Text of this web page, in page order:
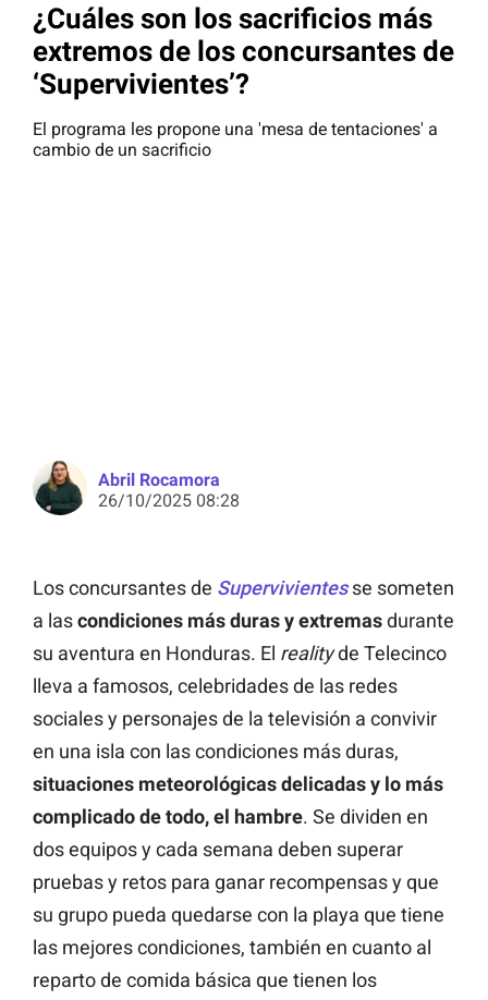
¿Cuáles son los sacrificios más
extremos de los concursantes de
‘Supervivientes’?
El programa les propone una 'mesa de tentaciones' a
cambio de un sacrificio
Abril Rocamora
26/10/2025 08:28
Los concursantes de Supervivientesse someten
a lascondiciones más duras y extremasdurante
su aventura en Honduras. El realityde Telecinco
lleva a famosos, celebridades de las redes
sociales y personajes de la televisión a convivir
en una isla con las condiciones más duras,
situaciones meteorológicas delicadas y lo más
complicado de todo, el hambre. Se dividen en
dos equipos y cada semana deben superar
pruebas y retos para ganar recompensas y que
su grupo pueda quedarse con la playa que tiene
las mejores condiciones, también en cuanto al
reparto de comida básica que tienen los